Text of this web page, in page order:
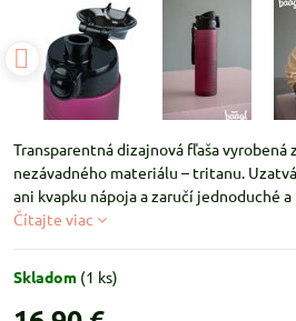
Transparentná dizajnová fľaša
nezávadného materiálu – tritanu.
ani kvapku nápoja a zaručí jednoduché
Čítajte viac
Skladom (1 ks)